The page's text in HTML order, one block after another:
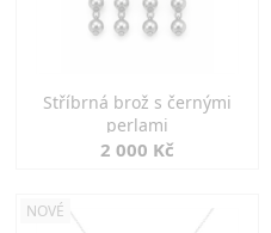
Stříbrná brož s černými
perlami
2 000 Kč
NOVÉ